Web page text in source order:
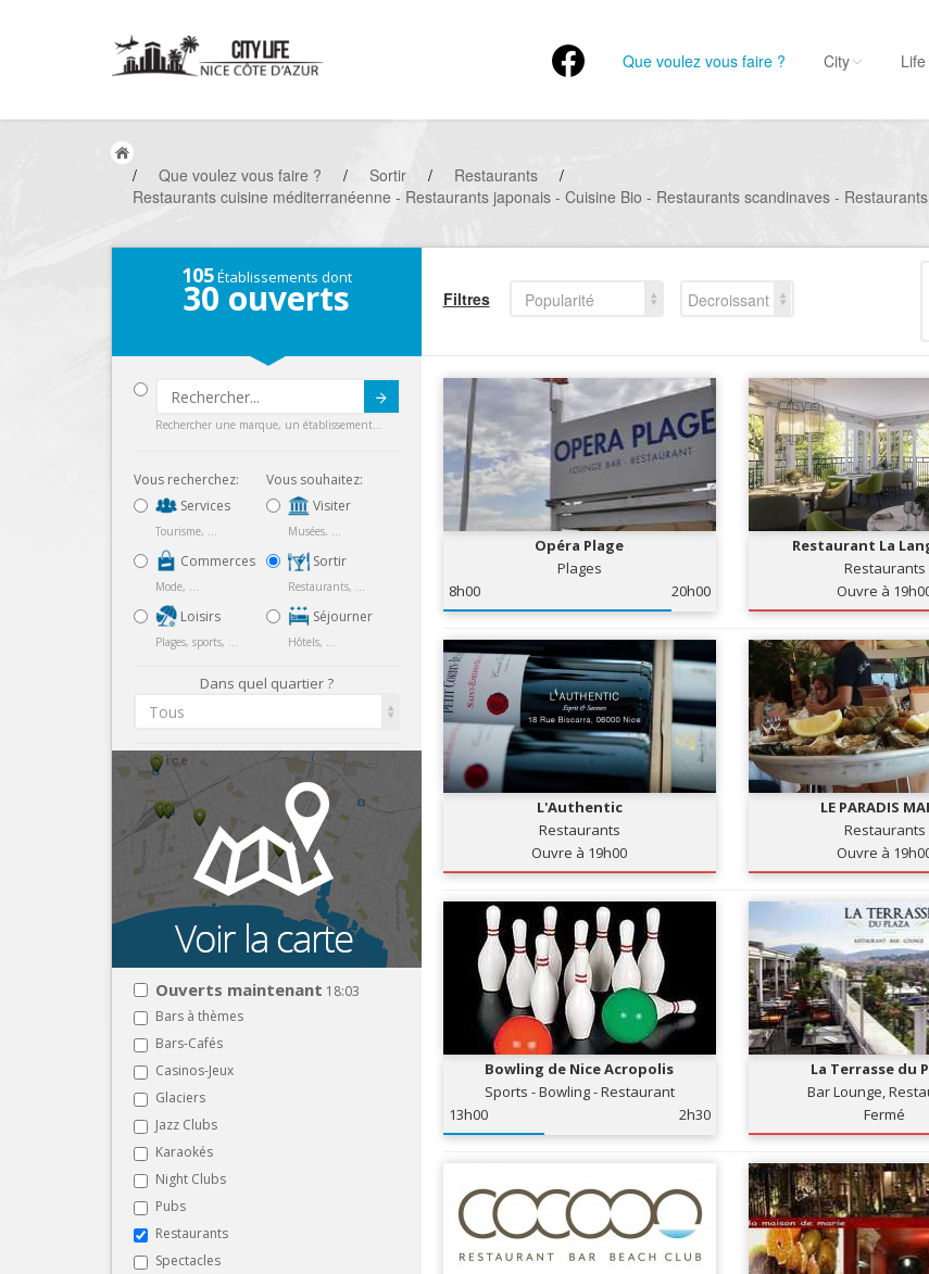
Que voulez vous faire ? City Life
/ Que voulez vous faire ? / Sortir / Restaurants
/
Restaurants cuisine méditerranéenne - Restaurants japonais - Cuisine Bio - Restaurants scandinaves -
105Établissements dont
30 ouverts
Rechercher une marque, un établissement...
Vous recherchez:
Services
Tourisme, ...
Commerces
Mode, ...
Loisirs
Plages, sports, ...
Vous souhaitez:
Visiter
Musées, ...
Sortir
Restaurants, ...
Séjourner
Hôtels, ...
Dans quel quartier ?
Tous
Ouverts maintenant 18:03
Bars à thèmes
Bars-Cafés
Casinos-Jeux
Glaciers
Jazz Clubs
Karaokés
Night Clubs
Pubs
Restaurants
Spectacles
Filtres Popularité
Decroissant
Opéra Plage
Plages
8h00
20h00
Restaurant La
Restaurants
Ouvre à
L'Authentic
Restaurants
Ouvre à 19h00
LE PARADIS
Restaurants
Ouvre à
Bowling de Nice Acropolis
Sports - Bowling - Restaurant
13h00
2h30
La Terrasse du
Bar Lounge,
Fermé